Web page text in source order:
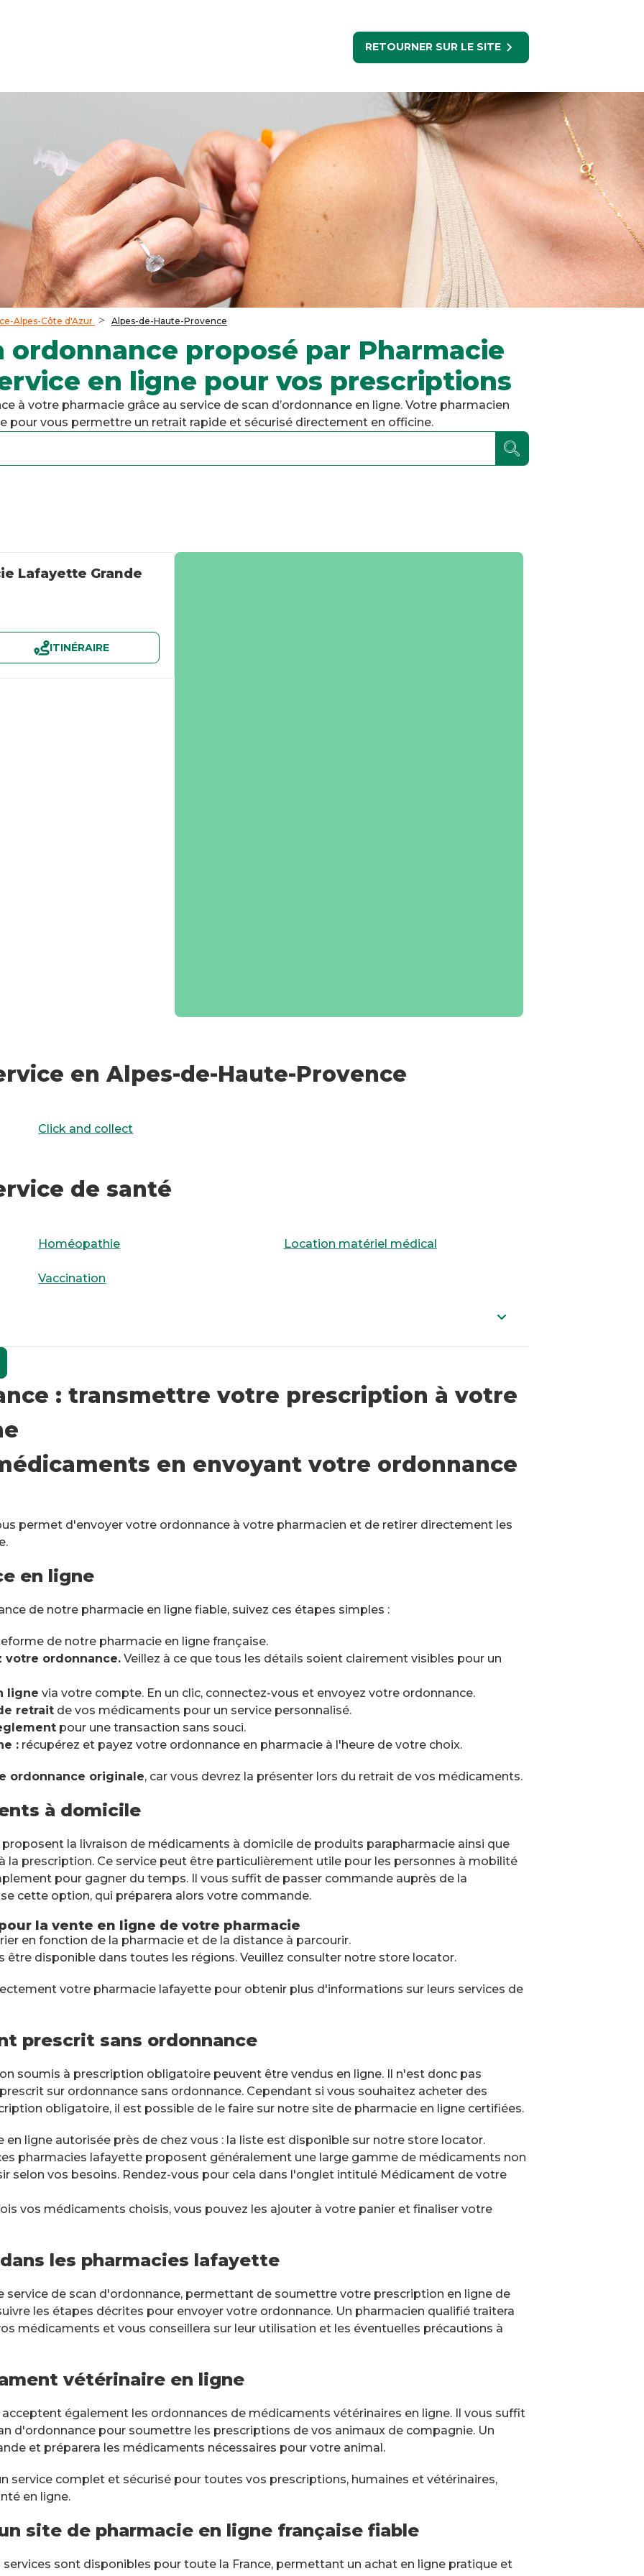
RETOURNER SUR LE SITE
Alpes-Côte d'Azur Alpes-de-Haute-Provence
ordonnance proposé par Pharmacie
en ligne pour vos prescriptions
à votre pharmacie grâce au service de scan d’ordonnance en ligne. Votre pharmacien
pour vous permettre un retrait rapide et sécurisé directement en officine.
Lafayette Grande
ITINÉRAIRE
en Alpes-de-Haute-Provence
Click and collect
de santé
Homéopathie Location matériel médical
Vaccination
: transmettre votre prescription à votre
en envoyant votre ordonnance
permet d'envoyer votre ordonnance à votre pharmacien et de retirer directement les
en ligne
de notre pharmacie en ligne fiable, suivez ces étapes simples :
de notre pharmacie en ligne française.
votre ordonnance. Veillez à ce que tous les détails soient clairement visibles pour un
ligne via votre compte. En un clic, connectez-vous et envoyez votre ordonnance.
retrait de vos médicaments pour un service personnalisé.
pour une transaction sans souci.
: récupérez et payez votre ordonnance en pharmacie à l'heure de votre choix.
ordonnance originale, car vous devrez la présenter lors du retrait de vos médicaments.
à domicile
la livraison de médicaments à domicile de produits parapharmacie ainsi que
la prescription. Ce service peut être particulièrement utile pour les personnes à mobilité
pour gagner du temps. Il vous suffit de passer commande auprès de la
cette option, qui préparera alors votre commande.
la vente en ligne de votre pharmacie
en fonction de la pharmacie et de la distance à parcourir.
être disponible dans toutes les régions. Veuillez consulter notre store locator.
votre pharmacie lafayette pour obtenir plus d'informations sur leurs services de
prescrit sans ordonnance
soumis à prescription obligatoire peuvent être vendus en ligne. Il n'est donc pas
sur ordonnance sans ordonnance. Cependant si vous souhaitez acheter des
obligatoire, il est possible de le faire sur notre site de pharmacie en ligne certifiées.
ligne autorisée près de chez vous : la liste est disponible sur notre store locator.
pharmacies lafayette proposent généralement une large gamme de médicaments non
selon vos besoins. Rendez-vous pour cela dans l'onglet intitulé Médicament de votre
vos médicaments choisis, vous pouvez les ajouter à votre panier et finaliser votre
les pharmacies lafayette
service de scan d'ordonnance, permettant de soumettre votre prescription en ligne de
les étapes décrites pour envoyer votre ordonnance. Un pharmacien qualifié traitera
médicaments et vous conseillera sur leur utilisation et les éventuelles précautions à
vétérinaire en ligne
également les ordonnances de médicaments vétérinaires en ligne. Il vous suffit
d'ordonnance pour soumettre les prescriptions de vos animaux de compagnie. Un
et préparera les médicaments nécessaires pour votre animal.
service complet et sécurisé pour toutes vos prescriptions, humaines et vétérinaires,
en ligne.
site de pharmacie en ligne française fiable
services sont disponibles pour toute la France, permettant un achat en ligne pratique et